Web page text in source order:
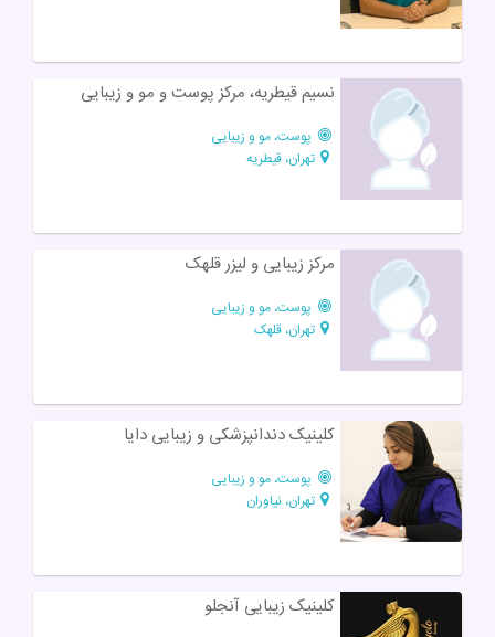
نسیم قیطریه، مرکز پوست و مو و زیبایی
پوست، مو و زیبایی
تهران، قیطریه
مرکز زیبایی و لیزر قلهک
پوست، مو و زیبایی
تهران، قلهک
کلینیک دندانپزشکی و زیبایی دایا
پوست، مو و زیبایی
تهران، نیاوران
کلینیک زیبایی آنجلو